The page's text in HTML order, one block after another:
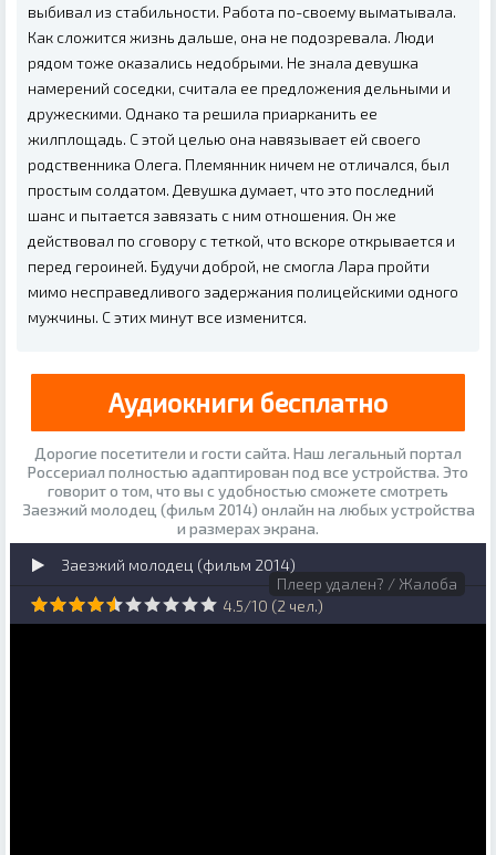
выбивал из стабильности. Работа по-своему выматывала.
Как сложится жизнь дальше, она не подозревала. Люди
рядом тоже оказались недобрыми. Не знала девушка
намерений соседки, считала ее предложения дельными и
дружескими. Однако та решила приарканить ее
жилплощадь. С этой целью она навязывает ей своего
родственника Олега. Племянник ничем не отличался, был
простым солдатом. Девушка думает, что это последний
шанс и пытается завязать с ним отношения. Он же
действовал по сговору с теткой, что вскоре открывается и
перед героиней. Будучи доброй, не смогла Лара пройти
мимо несправедливого задержания полицейскими одного
мужчины. С этих минут все изменится.
Аудиокниги бесплатно
Дорогие посетители и гости сайта. Наш легальный портал
Россериал полностью адаптирован под все устройства. Это
говорит о том, что вы с удобностью сможете смотреть
Заезжий молодец (фильм 2014) онлайн на любых устройства
и размерах экрана.
Заезжий молодец (фильм 2014)
Плеер удален? / Жалоба
4.5/10 (2 чел.)